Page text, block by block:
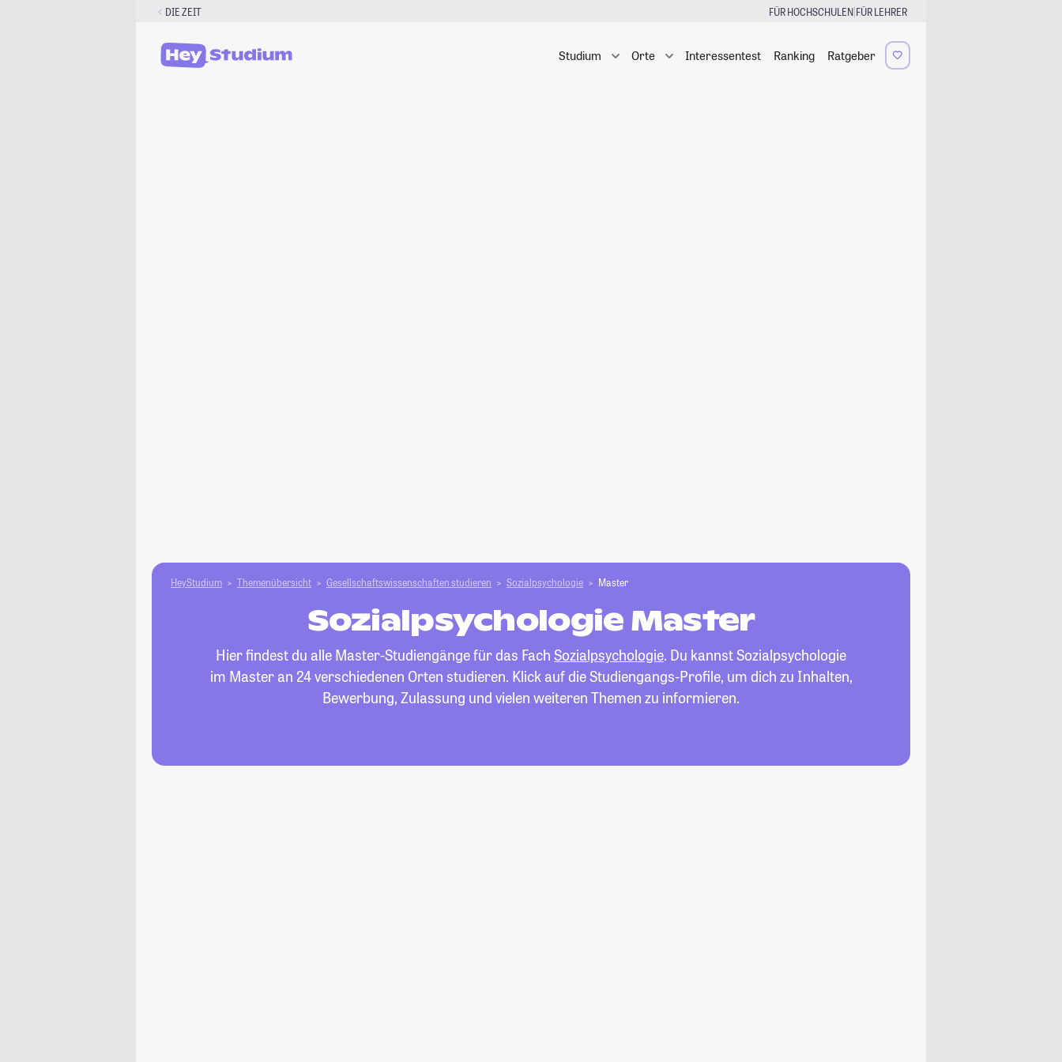
DIE ZEIT FÜR HOCHSCHULEN|FÜR LEHRER
Studium Orte Interessentest Ranking Ratgeber
HeyStudium Themenübersicht Gesellschafts­­wissenschaften studieren Sozialpsychologie Master
Sozialpsychologie Master
Hier findest du alle Master-Studiengänge für das Fach Sozialpsychologie. Du kannst Sozialpsychologie
im Master an 24 verschiedenen Orten studieren. Klick auf die Studiengangs-Profile, um dich zu Inhalten,
Bewerbung, Zulassung und vielen weiteren Themen zu informieren.